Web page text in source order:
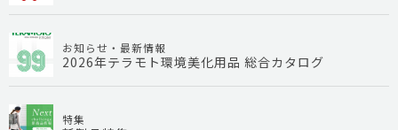
お知らせ・最新情報
2026年テラモト環境美化用品 総合カタログ
特集